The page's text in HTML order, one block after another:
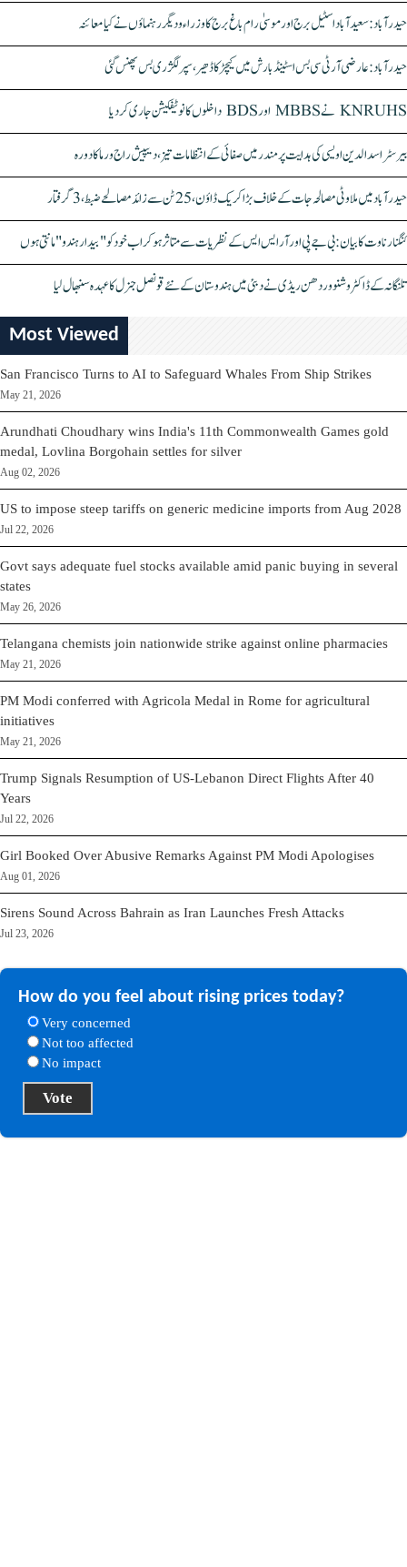
حیدرآباد: سعیدآباد اسٹیل برج اور موسیٰ رام باغ برج کا وزراء و دیگر رہنماؤں نے کیا معائنہ
حیدرآباد: عارضی آر ٹی سی بس اسٹینڈ بارش میں کیچڑ کا ڈھیر، سپر لگژری بس پھنس گئی
KNRUHS نے MBBS اور BDS داخلوں کا نوٹیفکیشن جاری کر دیا
بیرسٹر اسدالدین اویسی کی ہدایت پر مندر میں صفائی کے انتظامات تیز، دیپیش راج ورما کا دورہ
حیدرآباد میں ملاوٹی مصالحہ جات کے خلاف بڑا کریک ڈاؤن، 25 ٹن سے زائد مصالحے ضبط، 3 گرفتار
کنگنا رناوت کا بیان: بی جے پی اور آر ایس ایس کے نظریات سے متاثر ہو کر اب خود کو "بیدار ہندو" مانتی ہوں
تلنگانہ کے ڈاکٹر وشنو وردھن ریڈی نے دبئی میں ہندوستان کے نئے قونصل جنرل کا عہدہ سنبھال لیا
Most Viewed
San Francisco Turns to AI to Safeguard Whales From Ship Strikes
May 21, 2026
Arundhati Choudhary wins India's 11th Commonwealth Games gold
medal, Lovlina Borgohain settles for silver
Aug 02, 2026
US to impose steep tariffs on generic medicine imports from Aug 2028
Jul 22, 2026
Govt says adequate fuel stocks available amid panic buying in several
states
May 26, 2026
Telangana chemists join nationwide strike against online pharmacies
May 21, 2026
PM Modi conferred with Agricola Medal in Rome for agricultural
initiatives
May 21, 2026
Trump Signals Resumption of US-Lebanon Direct Flights After 40
Years
Jul 22, 2026
Girl Booked Over Abusive Remarks Against PM Modi Apologises
Aug 01, 2026
Sirens Sound Across Bahrain as Iran Launches Fresh Attacks
Jul 23, 2026
How do you feel about rising prices today?
Very concerned
Not too affected
No impact